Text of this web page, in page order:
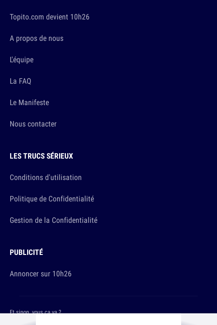
Topito.com devient 10h26
A propos de nous
L'équipe
La FAQ
Le Manifeste
Nous contacter
LES TRUCS SÉRIEUX
Conditions d'utilisation
Politique de Confidentialité
Gestion de la Confidentialité
PUBLICITÉ
Annoncer sur 10h26
Et sinon, vous ça va ?